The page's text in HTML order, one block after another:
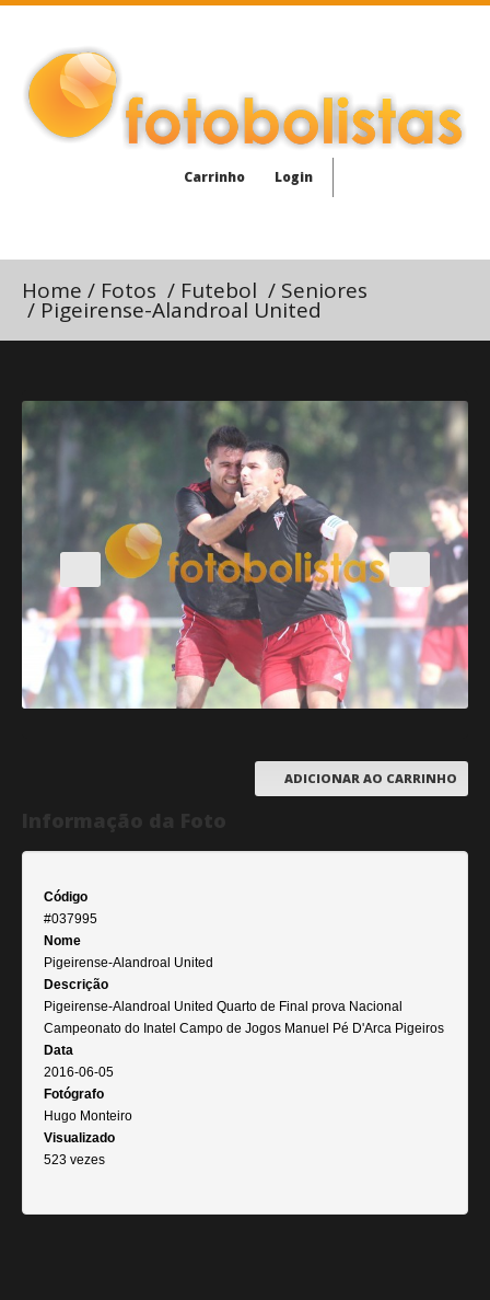
Carrinho Login
Home / Fotos / Futebol / Seniores
/ Pigeirense-Alandroal United
ADICIONAR AO CARRINHO
Código
#037995
Nome
Pigeirense-Alandroal United
Descrição
Pigeirense-Alandroal United Quarto de Final prova Nacional
Campeonato do Inatel Campo de Jogos Manuel Pé D'Arca Pigeiros
Data
2016-06-05
Fotógrafo
Hugo Monteiro
Visualizado
523 vezes